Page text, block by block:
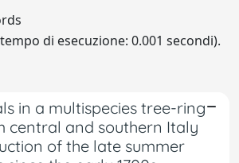
di esecuzione: 0.001 secondi).
in a multispecies tree-ring
central and southern Italy
of the late summer